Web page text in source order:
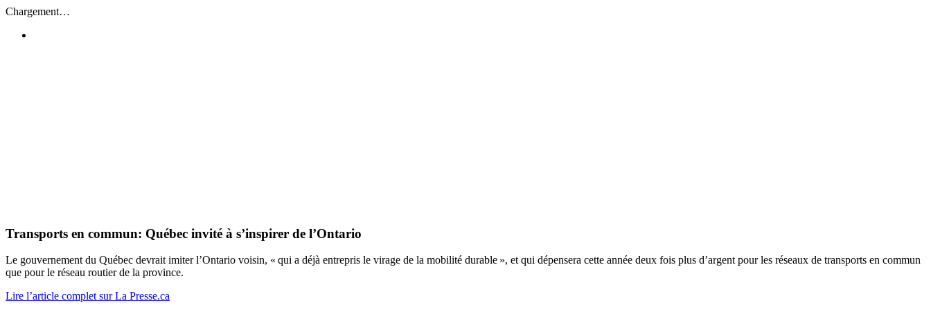
Passer
contenu
Chargement…
Transports en commun: Québec invité à s’inspirer de l’Ontario
Le gouvernement du Québec devrait imiter l’Ontario voisin, « qui a déjà entrepris le virage de la mobilité durable », et qui dépensera cette année deux fois plus d’argent pour les réseaux de transports en commun
que pour le réseau routier de la province.
Lire l’article complet sur La Presse.ca